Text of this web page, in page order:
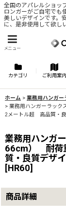
全国のアパレルショッ
ロンガーがご自宅でも
美しいデザインです。
に、是非使用して欲し
メニュー
カテゴリ ご利用案内
ホーム > 業務用ハンガー
> 業務用ハンガーラッ
2メートル超 高品質・
業務用ハンガ
66cm） 耐荷
質・良質デザ
[HR60]
商品詳細